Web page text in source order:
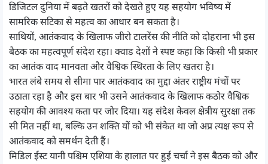
डिजिटल दुनिया में बढ़ते खतरों को देखते हुए यह सहयोग भविष्य में
सामरिक सटिका से महत्व का आधार बन सकता है।
साथियों, आतंकवाद के खिलाफ जीरो टालरेंस की नीति को दोहराना भी इस
बैठक का महत्वपूर्ण संदेश रहा। क्वाड देशों ने स्पष्ट कहा कि किसी भी प्रकार
का आतंक वाद मानवता और वैश्विक स्थिरता के लिए खतरा है।
भारत लंबे समय से सीमा पार आतंकवाद का मुद्दा अंतर राष्ट्रीय मंचों पर
उठाता रहा है और इस बार भी उसने आतंकवाद के खिलाफ कठोर वैश्विक
सहयोग की आवश्य कता पर जोर दिया। यह संदेश केवल क्षेत्रीय सुरक्षा तक
सी मित नहीं था, बल्कि उन शक्ति यों को भी संकेत था जो अप्र त्यक्ष रूप से
आतंकवाद को समर्थन देती हैं।
मिडिल ईस्ट यानी पश्चिम एशिया के हालात पर हुई चर्चा ने इस बैठक को और